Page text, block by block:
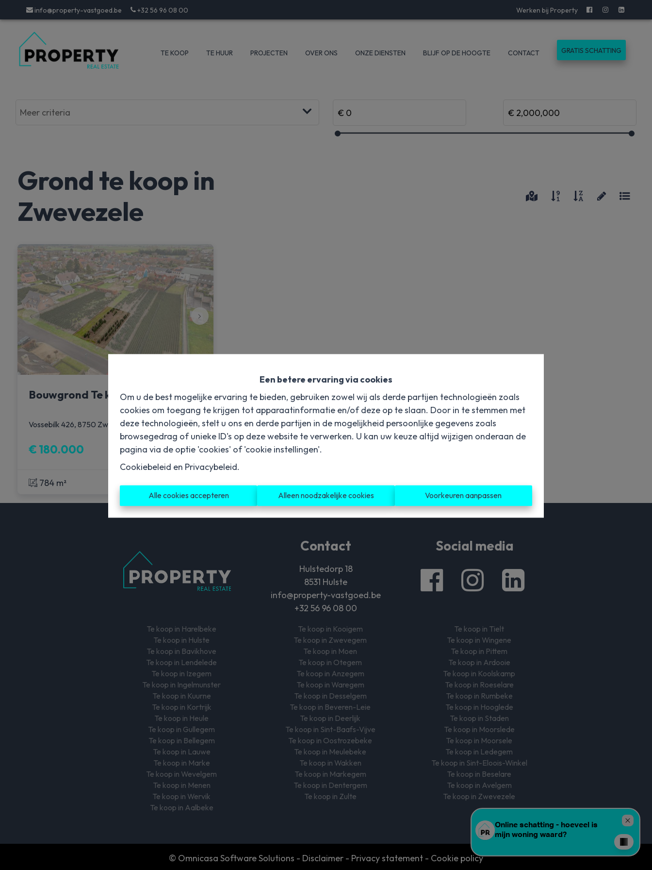
Een betere ervaring via cookies
Om u de best mogelijke ervaring te bieden, gebruiken zowel wij als derde partijen technologieën zoals
cookies om toegang te krijgen tot apparaatinformatie en/of deze op te slaan. Door in te stemmen met
deze technologieën, stelt u ons en derde partijen in de mogelijkheid persoonlijke gegevens zoals
browsegedrag of unieke ID's op deze website te verwerken. U kan uw keuze altijd wijzigen onderaan de
pagina via de optie 'cookies' of 'cookie instellingen'.
Cookiebeleid en Privacybeleid.
Alle cookies accepteren Alleen noodzakelijke cookies Voorkeuren aanpassen
info@property-vastgoed.be +32 56 96 08 00 Werken bij Property
TE KOOP TE HUUR PROJECTEN OVER ONS ONZE DIENSTEN BLIJF OP DE HOOGTE CONTACT GRATIS SCHATTING
Grond te koop in
Zwevezele
Bouwgrond Te koop in Zwevezele!
Vossebilk 426, 8750 Zwevezele | Ref: 6260
€ 180.000
784 m²
Contact
Hulstedorp 18
8531 Hulste
info@property-vastgoed.be
+32 56 96 08 00
Social media
Te koop in Harelbeke
Te koop in Hulste
Te koop in Bavikhove
Te koop in Lendelede
Te koop in Izegem
Te koop in Ingelmunster
Te koop in Kuurne
Te koop in Kortrijk
Te koop in Heule
Te koop in Gullegem
Te koop in Bellegem
Te koop in Lauwe
Te koop in Marke
Te koop in Wevelgem
Te koop in Menen
Te koop in Wervik
Te koop in Aalbeke
Te koop in Kooigem
Te koop in Zwevegem
Te koop in Moen
Te koop in Otegem
Te koop in Anzegem
Te koop in Waregem
Te koop in Desselgem
Te koop in Beveren-Leie
Te koop in Deerlijk
Te koop in Sint-Baafs-Vijve
Te koop in Oostrozebeke
Te koop in Meulebeke
Te koop in Wakken
Te koop in Markegem
Te koop in Dentergem
Te koop in Zulte
Te koop in Tielt
Te koop in Wingene
Te koop in Pittem
Te koop in Ardooie
Te koop in Koolskamp
Te koop in Roeselare
Te koop in Rumbeke
Te koop in Hooglede
Te koop in Staden
Te koop in Moorslede
Te koop in Moorsele
Te koop in Ledegem
Te koop in Sint-Eloois-Winkel
Te koop in Beselare
Te koop in Avelgem
Te koop in Zwevezele
© Omnicasa Software Solutions - Disclaimer - Privacy statement - Cookie policy